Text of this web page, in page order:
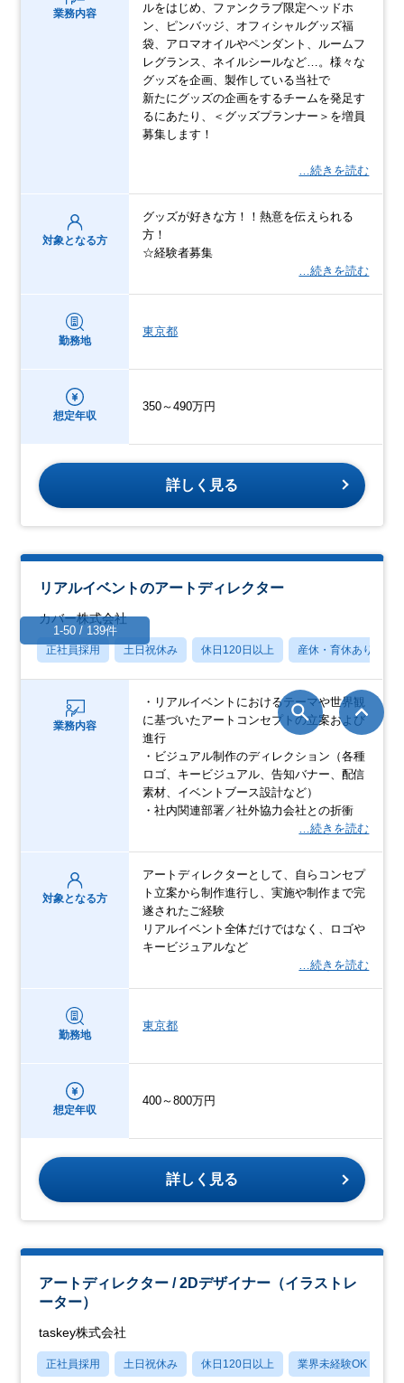
業務内容
ルをはじめ、ファンクラブ限定ヘッドホ
ン、ピンバッジ、オフィシャルグッズ福
袋、アロマオイルやペンダント、ルームフ
レグランス、ネイルシールなど…。様々な
グッズを企画、製作している当社で
新たにグッズの企画をするチームを発足す
るにあたり、＜グッズプランナー＞を増員
募集します！
…続きを読む
対象となる方
グッズが好きな方！！熱意を伝えられる
方！
☆経験者募集
…続きを読む
勤務地
東京都
想定年収
350～490万円
詳しく見る
リアルイベントのアートディレクター
カバー株式会社
正社員採用 土日祝休み 休日120日以上 産休・育休あり
業務内容
・リアルイベントにおけるテーマや世界観
に基づいたアートコンセプトの立案および
進行
・ビジュアル制作のディレクション（各種
ロゴ、キービジュアル、告知バナー、配信
素材、イベントブース設計など）
・社内関連部署／社外協力会社との折衝
…続きを読む
対象となる方
アートディレクターとして、自らコンセプ
ト立案から制作進行し、実施や制作まで完
遂されたご経験
リアルイベント全体だけではなく、ロゴや
キービジュアルなど
…続きを読む
勤務地
東京都
想定年収
400～800万円
詳しく見る
アートディレクター / 2Dデザイナー（イラストレ
ーター）
taskey株式会社
正社員採用 土日祝休み 休日120日以上 業界未経験OK
1-50 / 139件